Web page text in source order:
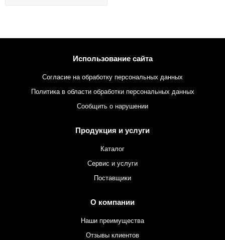
Использование сайта
Согласие на обработку персональных данных
Политика в области обработки персональных данных
Сообщить о нарушении
Продукция и услуги
Каталог
Сервис и услуги
Поставщики
О компании
Наши преимущества
Отзывы клиентов